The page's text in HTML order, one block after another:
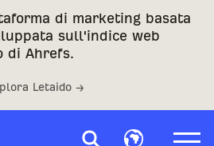
di marketing basata
sull'indice web
di Ahrefs.
Letaido →